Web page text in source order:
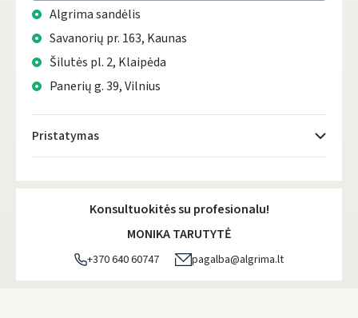
Algrima sandėlis
Savanorių pr. 163, Kaunas
Šilutės pl. 2, Klaipėda
Panerių g. 39, Vilnius
Pristatymas
Atsiėmimo taškai- 0.00 €
DPD kurjeris - 5.00 €
DPD paštomatai- 4.00 €
Konsultuokitės su profesionalu!
MONIKA TARUTYTĖ
+370 640 60747 pagalba@algrima.lt